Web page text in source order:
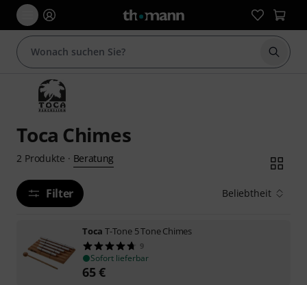
Suche
Toca Chimes
2 Produkte · Beratung
Filter Beliebtheit
Toca T-Tone 5 Tone Chimes
9
Sofort lieferbar
65€